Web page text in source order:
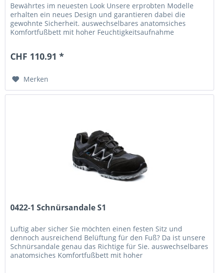
Bewährtes im neuesten Look Unsere erprobten Modelle
erhalten ein neues Design und garantieren dabei die
gewohnte Sicherheit. auswechselbares anatomsiches
Komfortfußbett mit hoher Feuchtigkeitsaufnahme
CHF 110.91 *
Merken
0422-1 Schnürsandale S1
Luftig aber sicher Sie möchten einen festen Sitz und
dennoch ausreichend Belüftung für den Fuß? Da ist unsere
Schnürsandale genau das Richtige für Sie. auswechselbares
anatomsiches Komfortfußbett mit hoher